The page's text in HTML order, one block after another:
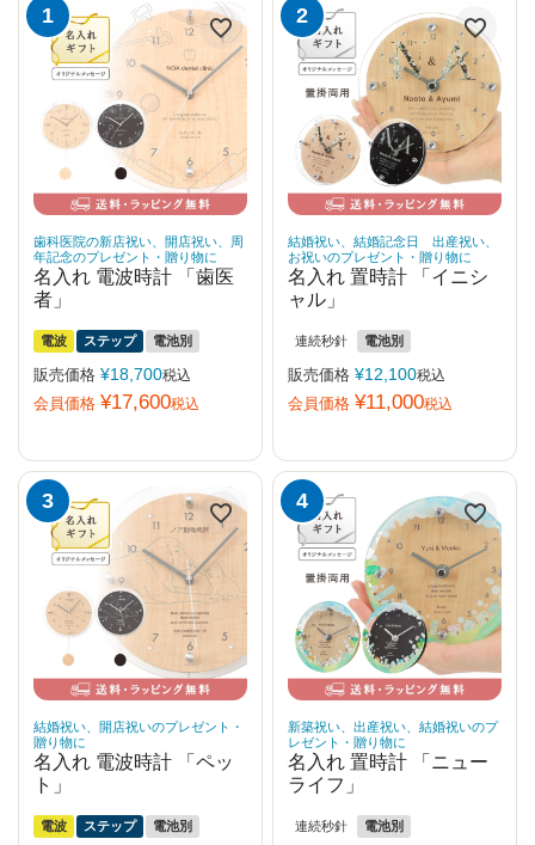
歯科医院の新店祝い、開店祝い、周
年記念のプレゼント・贈り物に
名入れ 電波時計 「歯医
者」
電波 ステップ 電池別
販売価格 ¥18,700税込
会員価格 ¥17,600税込
結婚祝い、結婚記念日 出産祝い、
お祝いのプレゼント・贈り物に
名入れ 置時計 「イニシ
ャル」
連続秒針 電池別
販売価格 ¥12,100税込
会員価格 ¥11,000税込
結婚祝い、開店祝いのプレゼント・
贈り物に
名入れ 電波時計 「ペッ
ト」
電波 ステップ 電池別
新築祝い、出産祝い、結婚祝いのプ
レゼント・贈り物に
名入れ 置時計 「ニュー
ライフ」
連続秒針 電池別